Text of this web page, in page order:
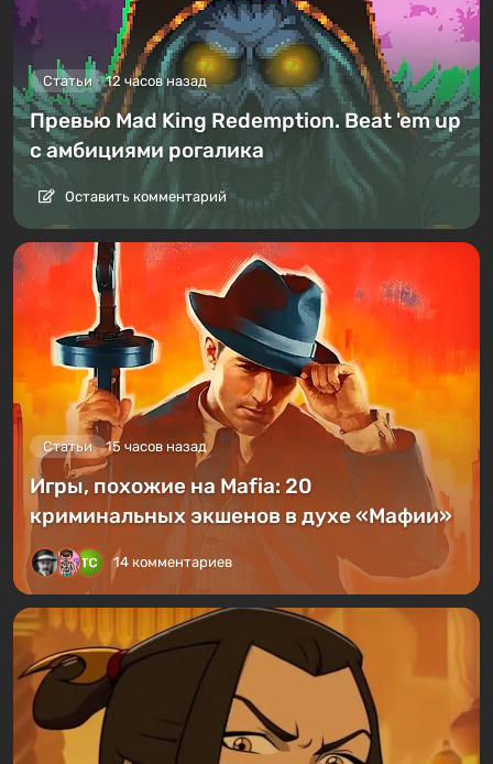
Статьи 12 часов назад
Превью Mad King Redemption. Beat 'em up
с амбициями рогалика
Оставить комментарий
Статьи 15 часов назад
Игры, похожие на Mafia: 20
криминальных экшенов в духе «Мафии»
14 комментариев